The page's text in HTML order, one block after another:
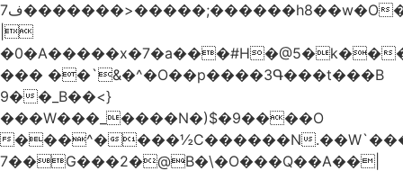
ف7�������>�����;������h8��w�O����էW������������{�g����y�
|
�0�A�����x�7�a���#H�@5�k��
��� ��`&�^�O��p����3Գ���t���B
9��_B��<}
���W���_����N�)$�9����O
���^����½C������N
7��G���2�@B�\�O���Q��A��|